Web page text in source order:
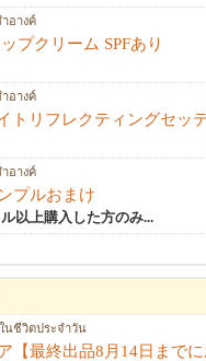
ำอางค์
プクリーム SPFあり
ำอางค์
ำอางค์
プルおまけ
以上購入した方のみ...
นชีวิตประจำวัน
【最終出品8月14日までに